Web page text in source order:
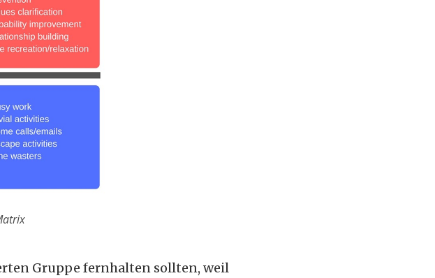
Gruppe fernhalten sollten, weil